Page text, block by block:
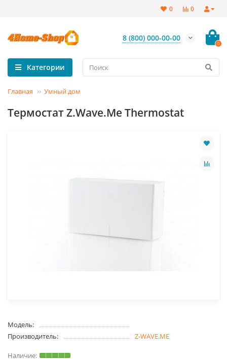
0
0
8 (800) 000-00-00
0
Категории
Главная Умный дом
Термостат Z.Wave.Me Thermostat
Модель:
Производитель:
Z-WAVE.ME